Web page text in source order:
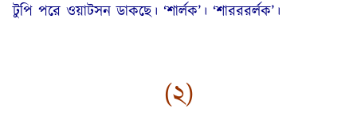
টুপি পরে ওয়াটসন ডাকছে। ‘শার্লক’। ‘শারররর্লক’।
(২)